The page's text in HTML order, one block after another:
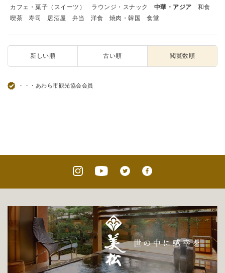
カフェ・菓子（スイーツ）
ラウンジ・スナック 中華・アジア
和食
喫茶
寿司 居酒屋 弁当 洋食 焼肉・韓国 食堂
新しい順 古い順 閲覧数順
・・・あわら市観光協会会員